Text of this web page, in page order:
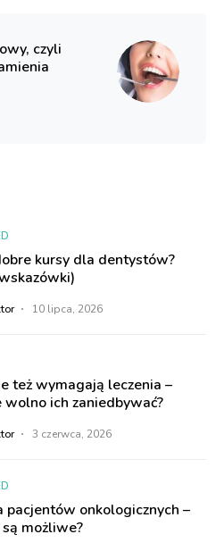
czyli
kursy dla dentystów?
10 lipca, 2026
też wymagają leczenia –
wolno ich zaniedbywać?
3 czerwca, 2026
pacjentów onkologicznych –
możliwe?